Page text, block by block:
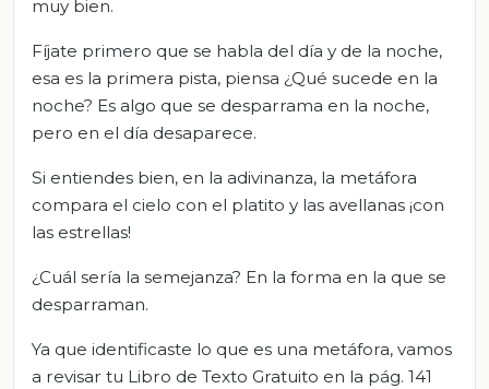
muy bien.
Fíjate primero que se habla del día y de la noche,
esa es la primera pista, piensa ¿Qué sucede en la
noche? Es algo que se desparrama en la noche,
pero en el día desaparece.
Si entiendes bien, en la adivinanza, la metáfora
compara el cielo con el platito y las avellanas ¡con
las estrellas!
¿Cuál sería la semejanza? En la forma en la que se
desparraman.
Ya que identificaste lo que es una metáfora, vamos
a revisar tu Libro de Texto Gratuito en la pág. 141